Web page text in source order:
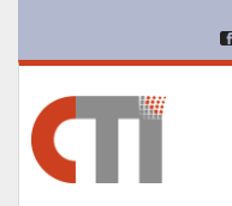
conţinutul